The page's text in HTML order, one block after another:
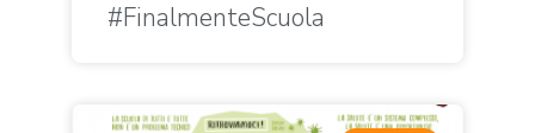
#FinalmenteScuola